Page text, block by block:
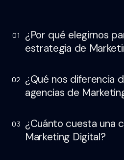
01
¿Por qué elegirnos
estrategia de
02 ¿Qué nos diferencia
agencias de
03 ¿Cuánto cuesta una
Marketing Digital?